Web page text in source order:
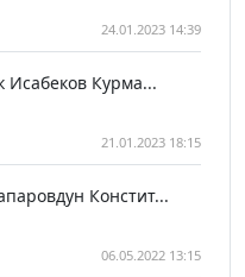
24.01.2023 14:39
Исабеков Курма...
21.01.2023 18:15
Констит...
06.05.2022 13:15